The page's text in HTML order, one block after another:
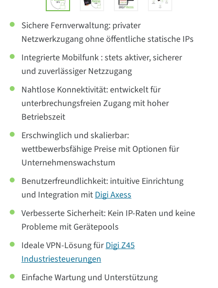
Sichere Fernverwaltung: privater
Netzwerkzugang ohne öffentliche statische IPs
Integrierte Mobilfunk : stets aktiver, sicherer
und zuverlässiger Netzzugang
Nahtlose Konnektivität: entwickelt für
unterbrechungsfreien Zugang mit hoher
Betriebszeit
Erschwinglich und skalierbar:
wettbewerbsfähige Preise mit Optionen für
Unternehmenswachstum
Benutzerfreundlichkeit: intuitive Einrichtung
und Integration mitDigi Axess
Verbesserte Sicherheit: Kein IP-Raten und keine
Probleme mit Gerätepools
Ideale VPN-Lösung fürDigi Z45
Industriesteuerungen
Einfache Wartung und Unterstützung